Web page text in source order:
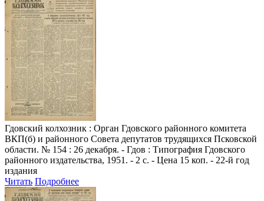
Гдовский колхозник : Орган Гдовского районного комитета
ВКП(б) и районного Совета депутатов трудящихся Псковской
области. № 154 : 26 декабря. - Гдов : Типография Гдовского
районного издательства, 1951. - 2 с. - Цена 15 коп. - 22-й год
издания
Читать Подробнее